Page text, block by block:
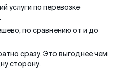
услуги по перевозке
по сравнению от и до
сразу. Это выгоднее чем
сторону.